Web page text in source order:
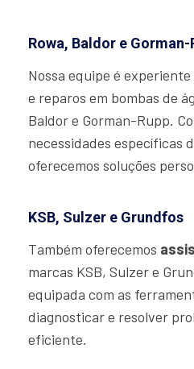
Rowa, Baldor e Gorman-
Nossa equipe é
e reparos em bombas de
Baldor e Gorman-Rupp.
necessidades específicas
oferecemos soluções
KSB, Sulzer e Grundfos
Também oferecemos
marcas KSB, Sulzer e
equipada com as
diagnosticar e resolver
eficiente.